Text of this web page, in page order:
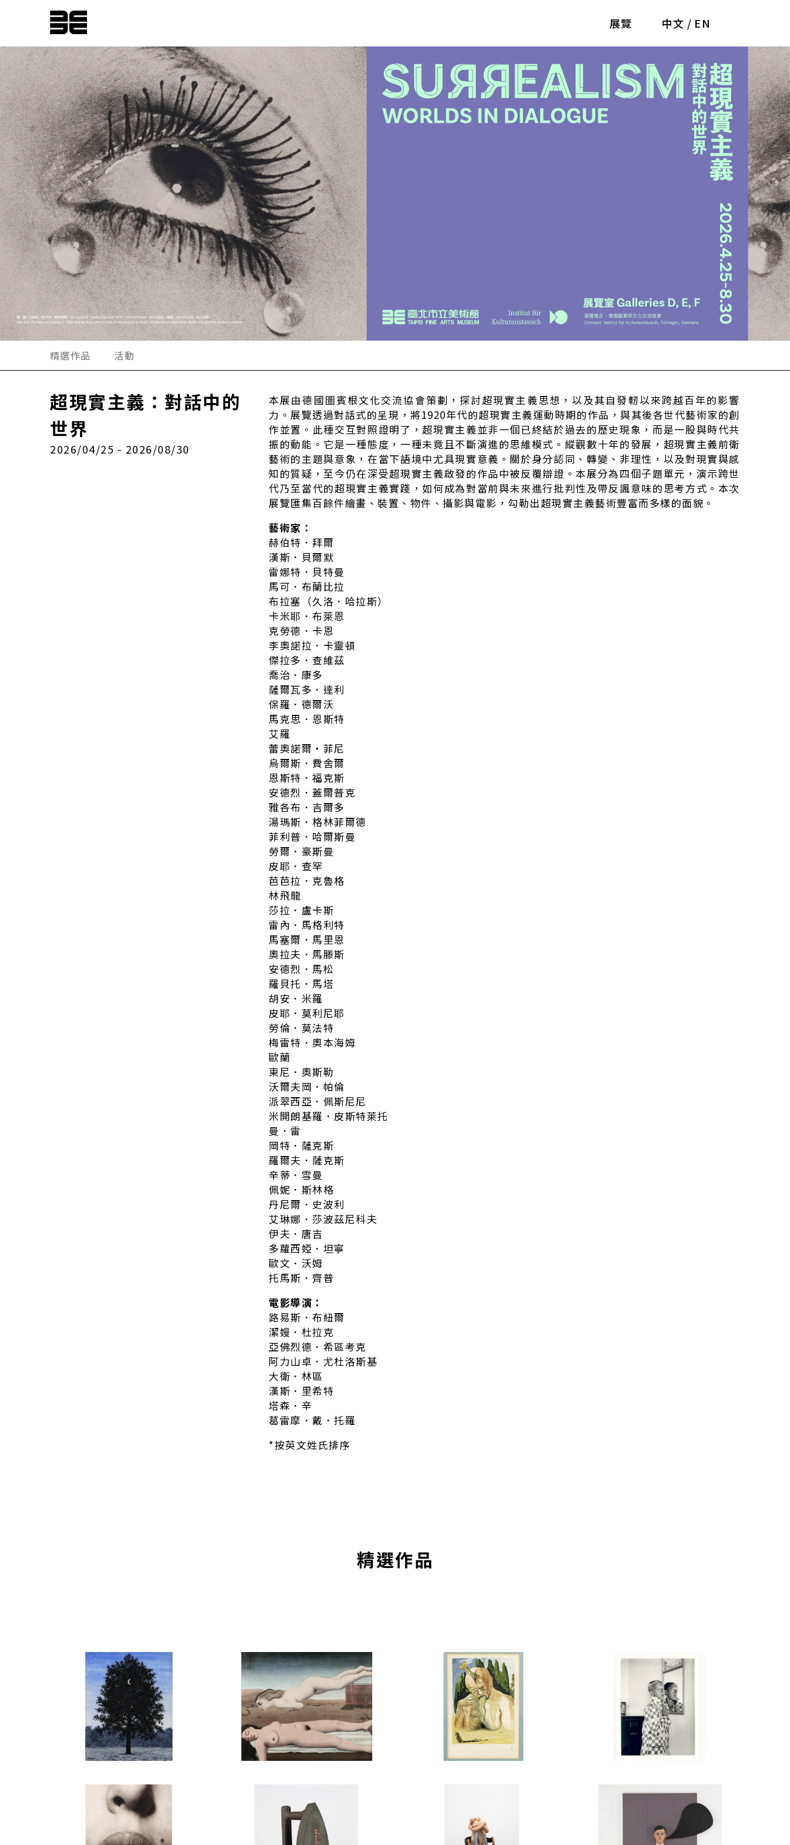
展覽 中文 / EN
精選作品 活動
超現實主義：對話中的
世界
2026/04/25 - 2026/08/30
本展由德國圖賓根文化交流協會策劃，探討超現實主義思想，以及其自發軔以來跨越百年的影響
力。展覽透過對話式的呈現，將1920年代的超現實主義運動時期的作品，與其後各世代藝術家的創
作並置。此種交互對照證明了，超現實主義並非一個已終結於過去的歷史現象，而是一股與時代共
振的動能。它是一種態度，一種未竟且不斷演進的思維模式。縱觀數十年的發展，超現實主義前衛
藝術的主題與意象，在當下語境中尤具現實意義。關於身分認同、轉變、非理性，以及對現實與感
知的質疑，至今仍在深受超現實主義啟發的作品中被反覆辯證。本展分為四個子題單元，演示跨世
代乃至當代的超現實主義實踐，如何成為對當前與未來進行批判性及帶反諷意味的思考方式。本次
展覽匯集百餘件繪畫、裝置、物件、攝影與電影，勾勒出超現實主義藝術豐富而多樣的面貌。
藝術家：
赫伯特．拜爾
漢斯．貝爾默
雷娜特．貝特曼
馬可．布蘭比拉
布拉塞（久洛．哈拉斯）
卡米耶．布萊恩
克勞德．卡恩
李奧諾拉．卡靈頓
傑拉多．查維茲
喬治．康多
薩爾瓦多．達利
保羅．德爾沃
馬克思．恩斯特
艾羅
蕾奧諾爾‧菲尼
烏爾斯．費舍爾
恩斯特．福克斯
安德烈．蓋爾普克
雅各布．吉爾多
湯瑪斯．格林菲爾德
菲利普．哈爾斯曼
勞爾．豪斯曼
皮耶．查罕
芭芭拉．克魯格
林飛龍
莎拉．盧卡斯
雷內．馬格利特
馬塞爾．馬里恩
奧拉夫．馬滕斯
安德烈．馬松
羅貝托．馬塔
胡安．米羅
皮耶．莫利尼耶
勞倫．莫法特
梅雷特．奧本海姆
歐蘭
東尼．奧斯勒
沃爾夫岡．帕倫
派翠西亞．佩斯尼尼
米開朗基羅．皮斯特萊托
曼．雷
岡特．薩克斯
羅爾夫．薩克斯
辛蒂．雪曼
佩妮．斯林格
丹尼爾．史波利
艾琳娜．莎波茲尼科夫
伊夫．唐吉
多蘿西婭．坦寧
歐文．沃姆
托馬斯．齊普
電影導演：
路易斯．布紐爾
潔嫚．杜拉克
亞佛烈德．希區考克
阿力山卓．尤杜洛斯基
大衛．林區
漢斯．里希特
塔森．辛
葛雷摩．戴．托羅
*按英文姓氏排序
精選作品